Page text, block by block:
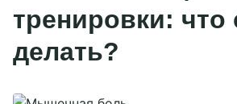
Москва, Тульская
Москва, Красные Ворота
Ярославль
Рыбинск
О сети
Франшиза
тренировки: что
делать?